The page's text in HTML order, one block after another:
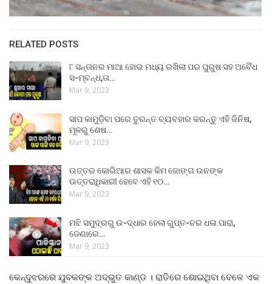
RELATED POSTS
୮ ସନ୍ତାନର ମାଆ ହୋଇ ମଧ୍ୟ ରଖିଲା ପର ପୁରୁଷ ସହ ଅବୈଧ
ସ-ମ୍ବନ୍ଧ,ତା…
Mar 9, 2023
ସାପ କାମୁଡ଼ିବା ପରେ ତୁରନ୍ତ ବ୍ୟବହାର କରନ୍ତୁ ଏହି ଜିନିଷ,
ମୂଳରୁ ଶେଷ…
Mar 9, 2023
ଉତ୍ତର କୋରିଆର ଶାସକ କିମ ଜୋଙ୍ଗ ଉନଙ୍କ
ଉତ୍ତରାଧିକାରୀ ହେବେ ଏହି ୧୦…
Mar 9, 2023
ମଝି ସମୁଦ୍ରରୁ ଉ-ଦ୍ଧାର ହେଲା ଗୁପ୍ତ-ଚର ଧଳା ପାରା,
ଡେଣାରେ…
Mar 9, 2023
କେନ୍ଦୁଝରରେ ଯୁବକଙ୍କ ଅଦ୍ଭୁତ କାଣ୍ଡ । ରାତିରେ ଶୋଇଥିବା ବେଳେ ଏକ